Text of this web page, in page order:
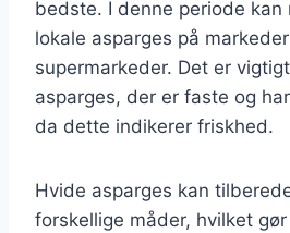
bedste. I denne periode kan
lokale asparges på
supermarkeder. Det er
asparges, der er faste og
da dette indikerer friskhed.
Hvide asparges kan
forskellige måder, hvilket